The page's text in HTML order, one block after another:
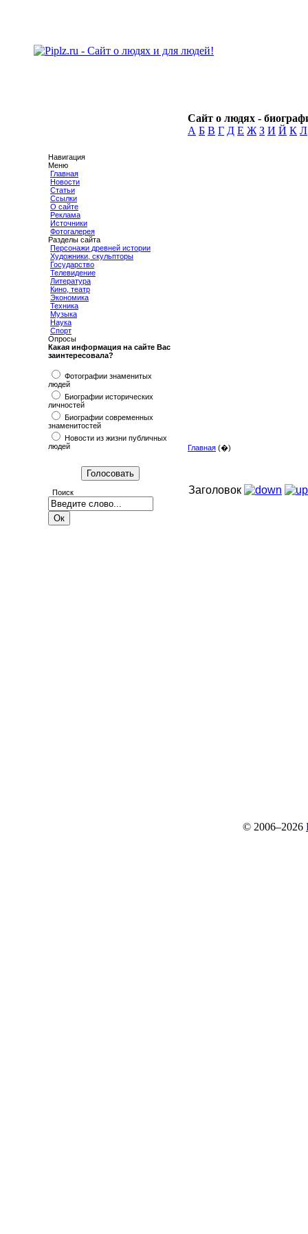
Сайт о людях -
А Б В Г Д Е Ж З И Й К Л
Навигация
Меню
Главная
Новости
Статьи
Ссылки
О сайте
Реклама
Источники
Фотогалерея
Разделы сайта
Персонажи древней истории
Художники, скульпторы
Государство
Телевидение
Литература
Кино, театр
Экономика
Техника
Музыка
Наука
Спорт
Опросы
Какая информация на сайте Вас
заинтересовала?
Фотографии знаменитых
людей
Биографии исторических
личностей
Биографии современных
знаменитостей
Новости из жизни публичных
людей
Поиск
Главная (�)
Заголовок
© 2006–2026